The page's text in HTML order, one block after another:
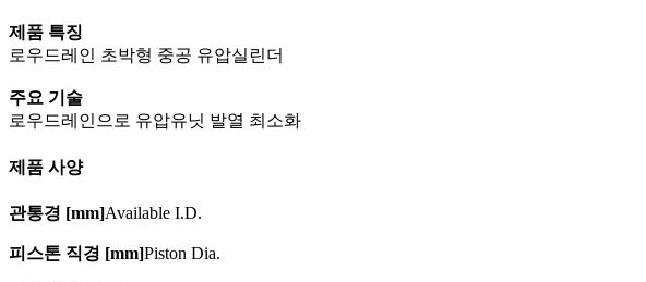
제품 특징
로우드레인 초박형 중공 유압실린더
주요 기술
로우드레인으로 유압유닛 발열 최소화
제품 사양
관통경 [mm]Available I.D.
피스톤 직경 [mm]Piston Dia.